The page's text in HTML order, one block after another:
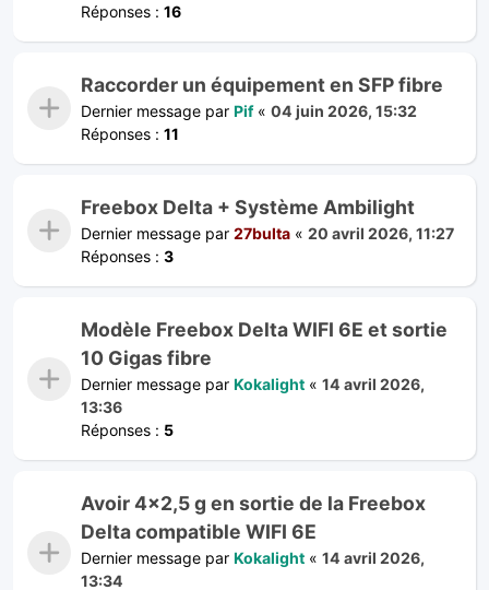
Réponses : 16
Raccorder un équipement en SFP fibre
Dernier message par Pif« 04 juin 2026, 15:32
Réponses : 11
Freebox Delta + Système Ambilight
Dernier message par 27bulta « 20 avril 2026, 11:27
Réponses : 3
Modèle Freebox Delta WIFI 6E et sortie
10 Gigas fibre
Dernier message par Kokalight « 14 avril 2026,
13:36
Réponses : 5
Avoir 4x2,5 g en sortie de la Freebox
Delta compatible WIFI 6E
Dernier message par Kokalight « 14 avril 2026,
13:34